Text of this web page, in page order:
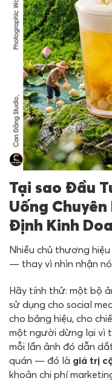
Tại sao Đầu
Uống
Định Kinh
Nhiều chủ thương
— thay vì nhìn nhận
Hãy tính thử: một bộ
sử dụng cho social
cho bảng hiệu, cho
một người dừng lại vì
mỗi lần ảnh đó dẫn
quán — đó là giá trị
khoản chi phí